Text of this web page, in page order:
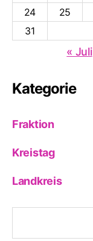
24
25
31
« Juli
Kategorie
Fraktion
Kreistag
Landkreis